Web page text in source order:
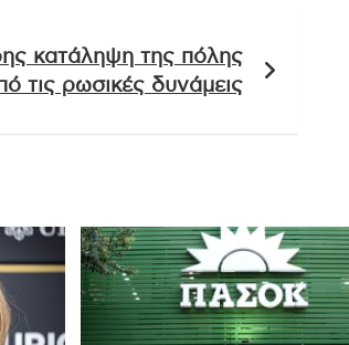
κατάληψη της πόλης
τις ρωσικές δυνάμεις